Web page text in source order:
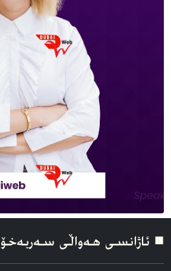
■ ئاژانسی هه‌واڵی سه‌ربه‌خۆ